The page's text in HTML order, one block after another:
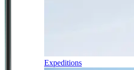
Expeditions